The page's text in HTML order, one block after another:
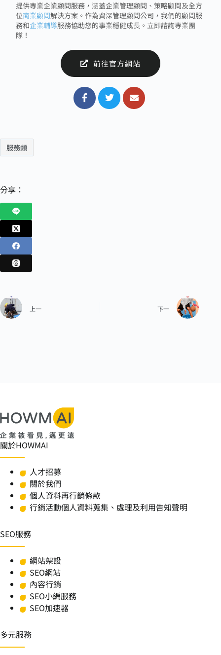
提供專業企業顧問服務，涵蓋企業管理顧問、策略顧問及全方
位商業顧問解決方案。作為資深管理顧問公司，我們的顧問服
務和企業輔導服務協助您的事業穩健成長。立即諮詢專業團
隊！
前往官方網站
服務類
分享：
上一 下一
關於HOWMAI
人才招募
關於我們
個人資料再行銷條款
行銷活動個人資料蒐集、處理及利用告知聲明
SEO服務
網站架設
SEO網站
內容行銷
SEO小編服務
SEO加速器
多元服務